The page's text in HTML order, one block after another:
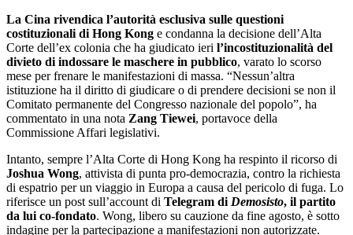
La Cina rivendica l’autorità esclusiva sulle questioni
costituzionali di Hong Kong e condanna la decisione dell’Alta
Corte dell’ex colonia che ha giudicato ieri l’incostituzionalità del
divieto di indossare le maschere in pubblico, varato lo scorso
mese per frenare le manifestazioni di massa. “Nessun’altra
istituzione ha il diritto di giudicare o di prendere decisioni se non il
Comitato permanente del Congresso nazionale del popolo”, ha
commentato in una nota Zang Tiewei, portavoce della
Commissione Affari legislativi.
Intanto, sempre l’Alta Corte di Hong Kong ha respinto il ricorso di
Joshua Wong, attivista di punta pro-democrazia, contro la richiesta
di espatrio per un viaggio in Europa a causa del pericolo di fuga. Lo
riferisce un post sull’account di Telegram di Demosisto, il partito
da lui co-fondato. Wong, libero su cauzione da fine agosto, è sotto
indagine per la partecipazione a manifestazioni non autorizzate.